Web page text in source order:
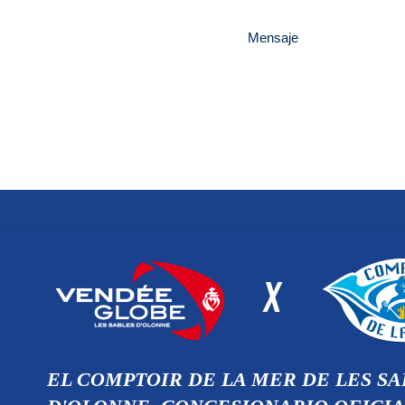
Mensaje
EL COMPTOIR DE LA MER DE LES